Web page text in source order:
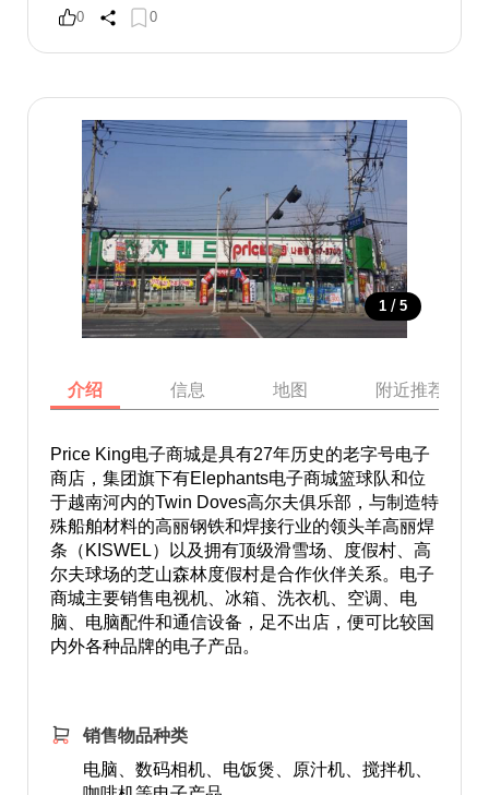
0 0
1 / 5
介绍 信息 地图 附近推荐景点
Price King电子商城是具有27年历史的老字号电子
商店，集团旗下有Elephants电子商城篮球队和位
于越南河内的Twin Doves高尔夫俱乐部，与制造特
殊船舶材料的高丽钢铁和焊接行业的领头羊高丽焊
条（KISWEL）以及拥有顶级滑雪场、度假村、高
尔夫球场的芝山森林度假村是合作伙伴关系。电子
商城主要销售电视机、冰箱、洗衣机、空调、电
脑、电脑配件和通信设备，足不出店，便可比较国
内外各种品牌的电子产品。
销售物品种类
电脑、数码相机、电饭煲、原汁机、搅拌机、